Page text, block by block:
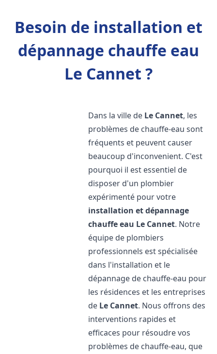
Besoin de installation et
dépannage chauffe eau
Le Cannet ?
Dans la ville de Le Cannet, les
problèmes de chauffe-eau sont
fréquents et peuvent causer
beaucoup d'inconvenient. C'est
pourquoi il est essentiel de
disposer d'un plombier
expérimenté pour votre
installation et dépannage
chauffe eau Le Cannet. Notre
équipe de plombiers
professionnels est spécialisée
dans l'installation et le
dépannage de chauffe-eau pour
les résidences et les entreprises
de Le Cannet. Nous offrons des
interventions rapides et
efficaces pour résoudre vos
problèmes de chauffe-eau, que